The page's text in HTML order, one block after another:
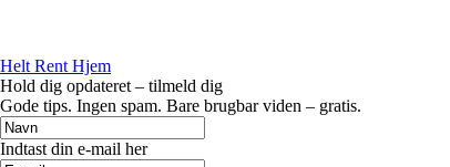
Helt Rent Hjem
Hold dig opdateret – tilmeld dig
Gode tips. Ingen spam. Bare brugbar viden – gratis.
Indtast din e-mail her